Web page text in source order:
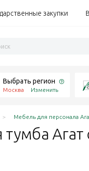
закупки
Выбрать регион
Москва Изменить
Мебель для персонала
Агат